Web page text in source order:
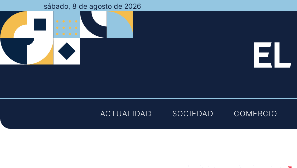
al
contenido
sábado, 8 de agosto de 2026
ACTUALIDAD SOCIEDAD COMERCIO